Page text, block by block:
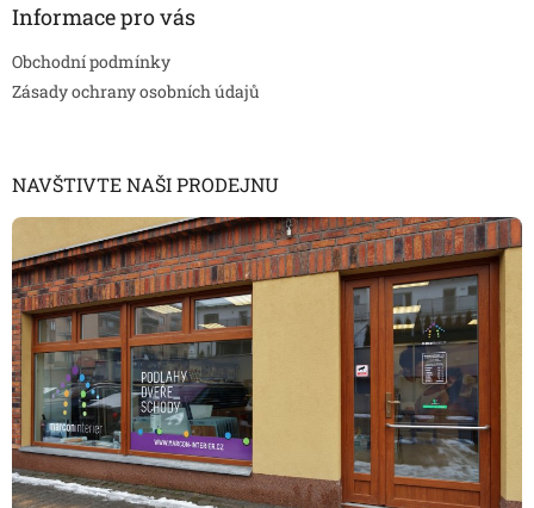
Informace pro vás
Obchodní podmínky
Zásady ochrany osobních údajů
NAVŠTIVTE NAŠI PRODEJNU